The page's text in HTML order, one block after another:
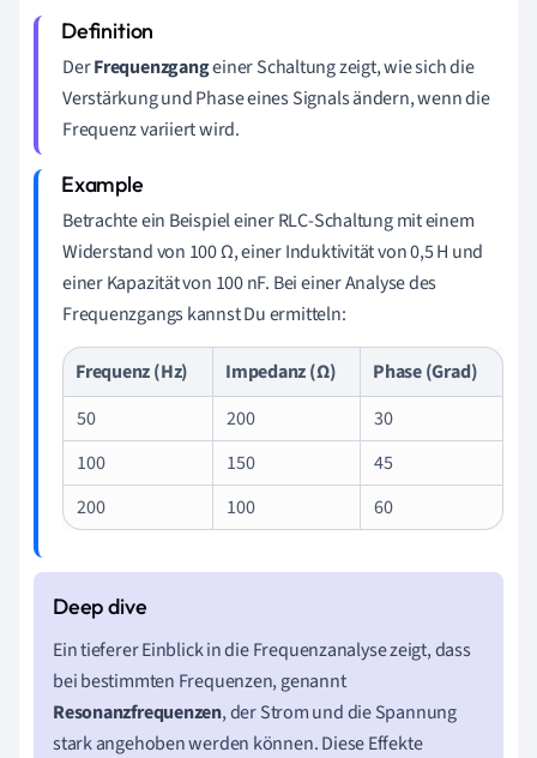
DerFrequenzgangeiner Schaltung zeigt, wie sich die
Verstärkung und Phase eines Signals ändern, wenn die
Frequenz variiert wird.
Betrachte ein Beispiel einer RLC-Schaltung mit einem
Widerstand von 100 Ω, einer Induktivität von 0,5 H und
einer Kapazität von 100 nF. Bei einer Analyse des
Frequenzgangs kannst Du ermitteln:
Frequenz (Hz) Impedanz (Ω)
Phase (Grad)
50
200
30
100
150
45
200
100 60
Ein tieferer Einblick in die Frequenzanalyse zeigt, dass
bei bestimmten Frequenzen, genannt
Resonanzfrequenzen, der Strom und die Spannung
stark angehoben werden können. Diese Effekte